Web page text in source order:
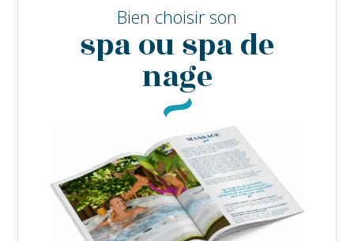
Bien choisir son
spa ou spa de
nage